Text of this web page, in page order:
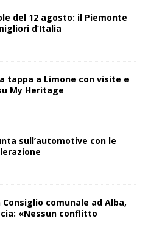
del 12 agosto: il Piemonte
d’Italia
tappa a Limone con visite e
My Heritage
sull’automotive con le
comunale ad Alba,
«Nessun conflitto